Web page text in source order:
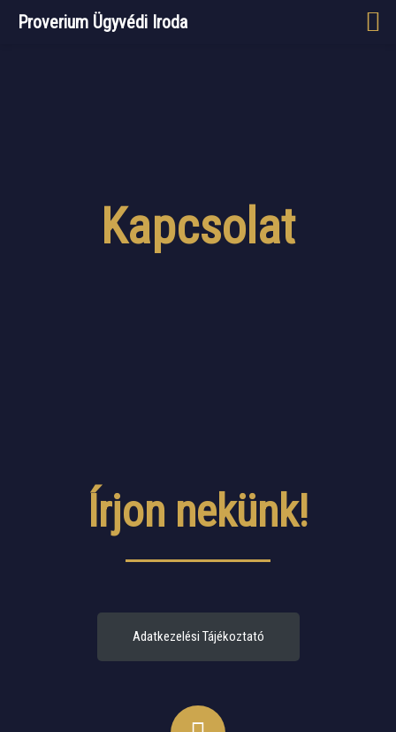
Kapcsolat
Írjon nekünk!
Adatkezelési Tájékoztató
Proverium Ügyvédi Iroda